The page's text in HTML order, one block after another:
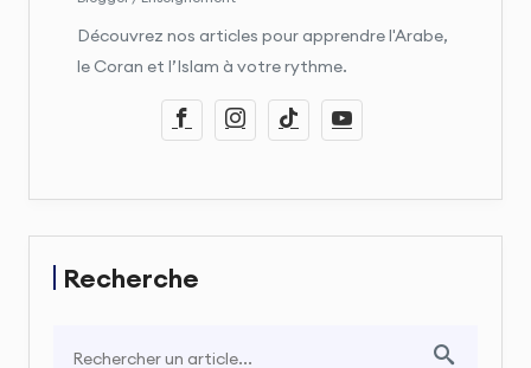
Découvrez nos articles pour apprendre l'Arabe,
le Coran et l’Islam à votre rythme.
Recherche